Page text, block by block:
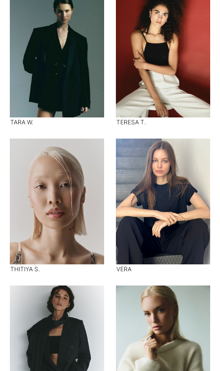
TARA W. TERESA T.
THITIYA S. VERA